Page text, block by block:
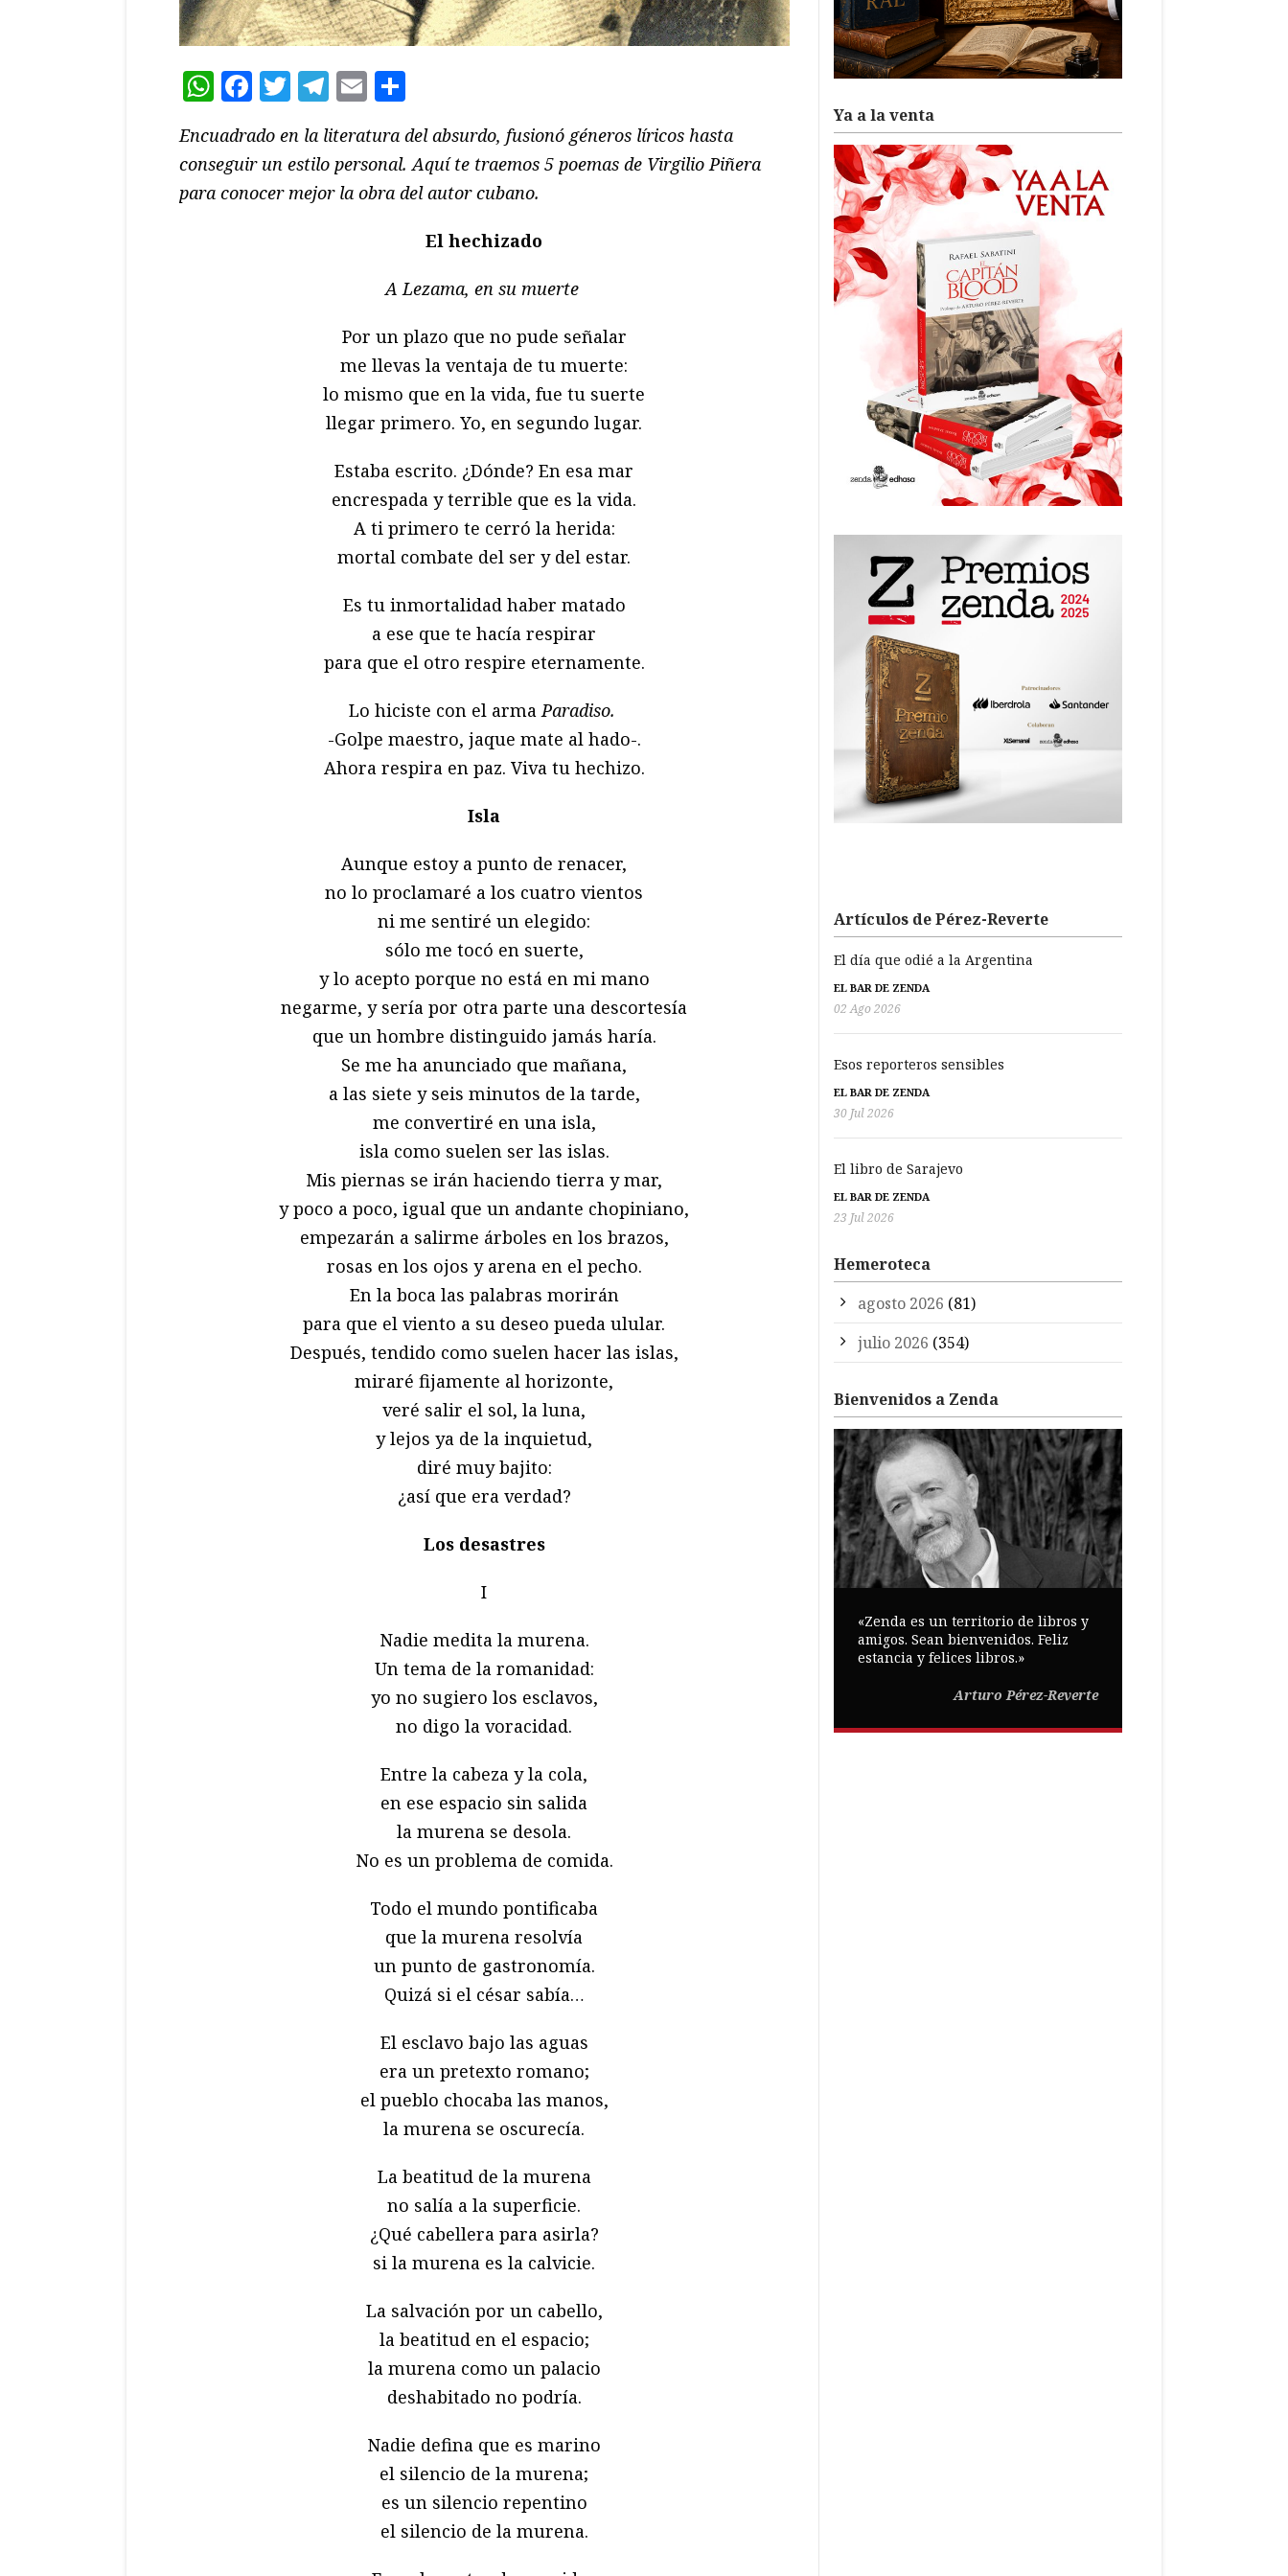
WhatsApp
Facebook
Twitter
Telegram
Email
Encuadrado en la literatura del absurdo, fusionó géneros líricos hasta
conseguir un estilo personal. Aquí te traemos 5 poemas de Virgilio Piñera
para conocer mejor la obra del autor cubano.
El hechizado
A Lezama, en su muerte
Por un plazo que no pude señalar
me llevas la ventaja de tu muerte:
lo mismo que en la vida, fue tu suerte
llegar primero. Yo, en segundo lugar.
Estaba escrito. ¿Dónde? En esa mar
encrespada y terrible que es la vida.
A ti primero te cerró la herida:
mortal combate del ser y del estar.
Es tu inmortalidad haber matado
a ese que te hacía respirar
para que el otro respire eternamente.
Lo hiciste con el armaParadiso.
-Golpe maestro, jaque mate al hado-.
Ahora respira en paz. Viva tu hechizo.
Isla
Aunque estoy a punto de renacer,
no lo proclamaré a los cuatro vientos
ni me sentiré un elegido:
sólo me tocó en suerte,
y lo acepto porque no está en mi mano
negarme, y sería por otra parte una descortesía
que un hombre distinguido jamás haría.
Se me ha anunciado que mañana,
a las siete y seis minutos de la tarde,
me convertiré en una isla,
isla como suelen ser las islas.
Mis piernas se irán haciendo tierra y mar,
y poco a poco, igual que un andante chopiniano,
empezarán a salirme árboles en los brazos,
rosas en los ojos y arena en el pecho.
En la boca las palabras morirán
para que el viento a su deseo pueda ulular.
Después, tendido como suelen hacer las islas,
miraré fijamente al horizonte,
veré salir el sol, la luna,
y lejos ya de la inquietud,
diré muy bajito:
¿así que era verdad?
Los desastres
I
Nadie medita la murena.
Un tema de la romanidad:
yo no sugiero los esclavos,
no digo la voracidad.
Entre la cabeza y la cola,
en ese espacio sin salida
la murena se desola.
No es un problema de comida.
Todo el mundo pontificaba
que la murena resolvía
un punto de gastronomía.
Quizá si el césar sabía…
El esclavo bajo las aguas
era un pretexto romano;
el pueblo chocaba las manos,
la murena se oscurecía.
La beatitud de la murena
no salía a la superficie.
¿Qué cabellera para asirla?
si la murena es la calvicie.
La salvación por un cabello,
la beatitud en el espacio;
la murena como un palacio
deshabitado no podría.
Nadie defina que es marino
el silencio de la murena;
es un silencio repentino
el silencio de la murena.
Ya a la venta
Artículos de Pérez-Reverte
El día que odié a la Argentina
EL BAR DE ZENDA
02 Ago 2026
Esos reporteros sensibles
EL BAR DE ZENDA
30 Jul 2026
El libro de Sarajevo
EL BAR DE ZENDA
23 Jul 2026
Hemeroteca
agosto 2026 (81)
julio 2026 (354)
Bienvenidos a Zenda
«Zenda es un territorio de libros y
amigos. Sean bienvenidos. Feliz
estancia y felices libros.»
Arturo Pérez-Reverte